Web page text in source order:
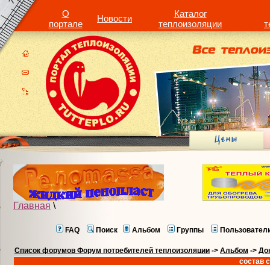
О
портале
Новости
Каталог
теплоизоляции
Главная \
FAQ Поиск Альбом Группы
Список форумов Форум потребителей теплоизоляции -> Альбом ->
состав